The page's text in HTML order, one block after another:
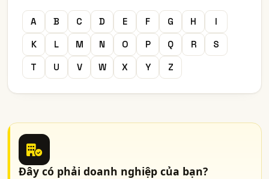
A B C D E F G H
I
K
L M N O P Q R
S
T
U V W X Y Z
Đây có phải doanh nghiệp của bạn?